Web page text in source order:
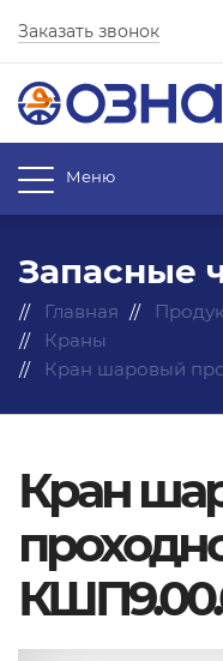
Заказать звонок
Меню
Запасные
Главная
Краны
Кран шаровый
Кран